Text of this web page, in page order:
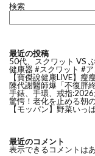
検索
最近の投稿
50代、スクワット VS
健康器 #スクワット #
【寶傑說健康LIVE】
陳代謝醫師爆「不復胖
手錶、手環、戒指
驚愕！老化を止める朝
【モッパン】野菜いっ
最近のコメント
表示できるコメントは